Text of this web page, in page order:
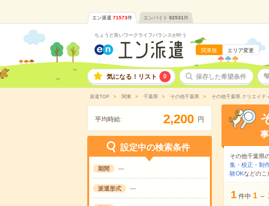
エン派遣 71573件 エンバイト 82531件
ちょうど良いワークライフバランスが叶う
関東版 エリア変更
気になる！リスト 0 保存した希望条件
派遣TOP 関東 千葉県 その他千葉県 その他千葉県 クリエイテ
平均時給: 2,200 円
設定中の検索条件
期間 ---
派遣形式 ---
その他千葉県
集・校正・制
験OKなどのこ
1 件中 1 ～